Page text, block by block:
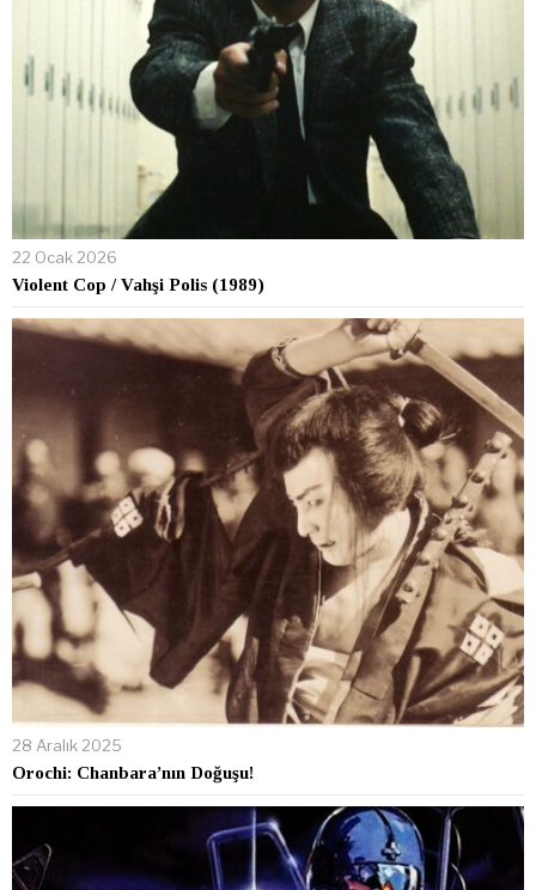
22 Ocak 2026
Violent Cop / Vahşi Polis (1989)
28 Aralık 2025
Orochi: Chanbara’nın Doğuşu!